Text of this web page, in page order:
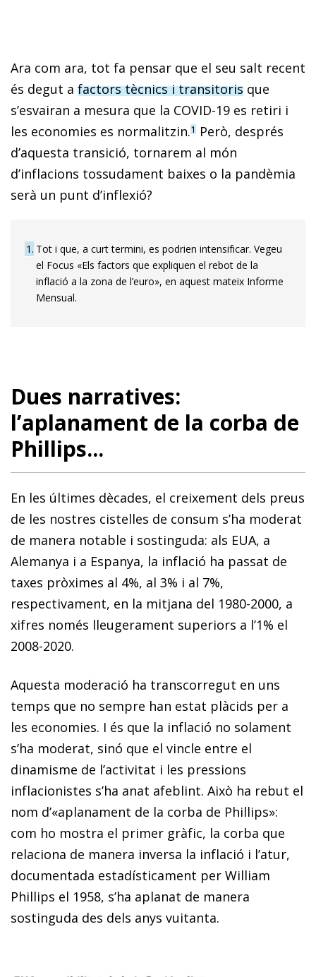
Ara com ara, tot fa pensar que el seu salt recent
és degut a factors tècnics i transitoris que
s’esvairan a mesura que la COVID-19 es retiri i
les economies es normalitzin.1 Però, després
d’aquesta transició, tornarem al món
d’inflacions tossudament baixes o la pandèmia
serà un punt d’inflexió?
1 Tot i que, a curt termini, es podrien intensificar. Vegeu
el Focus «Els factors que expliquen el rebot de la
inflació a la zona de l’euro», en aquest mateix Informe
Mensual.
Dues narratives:
l’aplanament de la corba de
Phillips...
En les últimes dècades, el creixement dels preus
de les nostres cistelles de consum s’ha moderat
de manera notable i sostinguda: als EUA, a
Alemanya i a Espanya, la inflació ha passat de
taxes pròximes al 4%, al 3% i al 7%,
respectivament, en la mitjana del 1980-2000, a
xifres només lleugerament superiors a l’1% el
2008-2020.
Aquesta moderació ha transcorregut en uns
temps que no sempre han estat plàcids per a
les economies. I és que la inflació no solament
s’ha moderat, sinó que el vincle entre el
dinamisme de l’activitat i les pressions
inflacionistes s’ha anat afeblint. Això ha rebut el
nom d’«aplanament de la corba de Phillips»:
com ho mostra el primer gràfic, la corba que
relaciona de manera inversa la inflació i l’atur,
documentada estadísticament per William
Phillips el 1958, s’ha aplanat de manera
sostinguda des dels anys vuitanta.